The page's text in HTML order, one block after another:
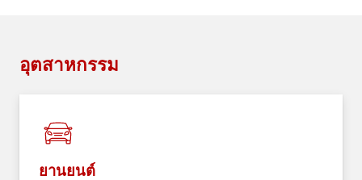
อุตสาหกรรม
ยานยนต์